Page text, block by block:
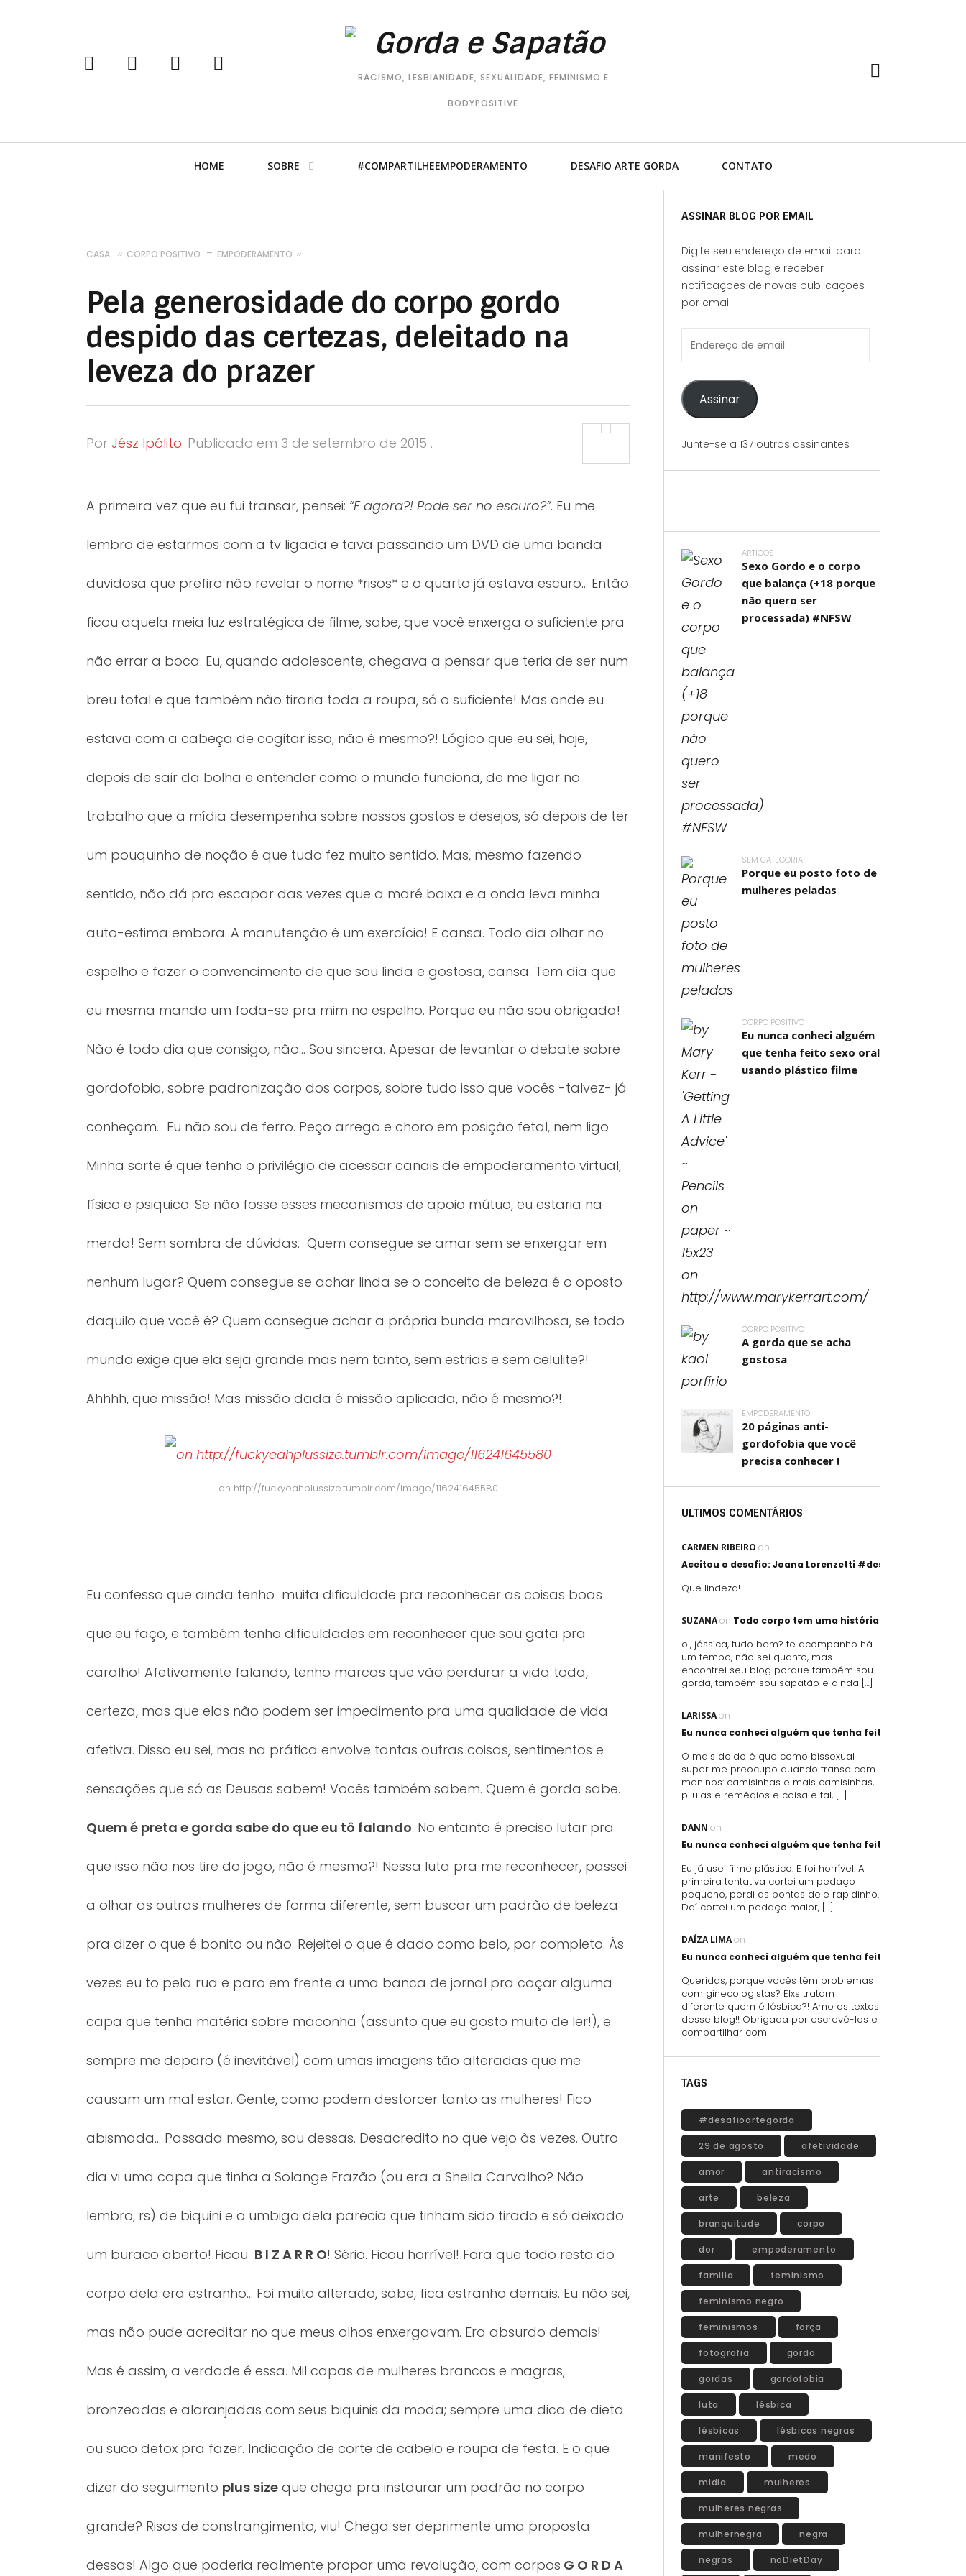
tumblr instagramfacebook
RACISMO, LESBIANIDADE, SEXUALIDADE, FEMINISMO E
BODYPOSITIVE
HOME SOBRE #COMPARTILHEEMPODERAMENTO DESAFIO ARTE GORDA CONTATO
CASA CORPO POSITIVO EMPODERAMENTO
Pela generosidade do corpo gordo
despido das certezas, deleitado na
leveza do prazer
Por Jész Ipólito. Publicado em 3 de setembro de 2015 .
A primeira vez que eu fui transar, pensei: “E agora?! Pode ser no escuro?”. Eu me
lembro de estarmos com a tv ligada e tava passando um DVD de uma banda
duvidosa que prefiro não revelar o nome *risos* e o quarto já estava escuro… Então
ficou aquela meia luz estratégica de filme, sabe, que você enxerga o suficiente pra
não errar a boca. Eu, quando adolescente, chegava a pensar que teria de ser num
breu total e que também não tiraria toda a roupa, só o suficiente! Mas onde eu
estava com a cabeça de cogitar isso, não é mesmo?! Lógico que eu sei, hoje,
depois de sair da bolha e entender como o mundo funciona, de me ligar no
trabalho que a mídia desempenha sobre nossos gostos e desejos, só depois de ter
um pouquinho de noção é que tudo fez muito sentido. Mas, mesmo fazendo
sentido, não dá pra escapar das vezes que a maré baixa e a onda leva minha
auto-estima embora. A manutenção é um exercício! E cansa. Todo dia olhar no
espelho e fazer o convencimento de que sou linda e gostosa, cansa. Tem dia que
eu mesma mando um foda-se pra mim no espelho. Porque eu não sou obrigada!
Não é todo dia que consigo, não… Sou sincera. Apesar de levantar o debate sobre
gordofobia, sobre padronização dos corpos, sobre tudo isso que vocês -talvez- já
conheçam… Eu não sou de ferro. Peço arrego e choro em posição fetal, nem ligo.
Minha sorte é que tenho o privilégio de acessar canais de empoderamento virtual,
físico e psiquico. Se não fosse esses mecanismos de apoio mútuo, eu estaria na
merda! Sem sombra de dúvidas. Quem consegue se amar sem se enxergar em
nenhum lugar? Quem consegue se achar linda se o conceito de beleza é o oposto
daquilo que você é? Quem consegue achar a própria bunda maravilhosa, se todo
mundo exige que ela seja grande mas nem tanto, sem estrias e sem celulite?!
Ahhhh, que missão! Mas missão dada é missão aplicada, não é mesmo?!
on http://fuckyeahplussize.tumblr.com/image/116241645580
Eu confesso que ainda tenho muita dificuldade pra reconhecer as coisas boas
que eu faço, e também tenho dificuldades em reconhecer que sou gata pra
caralho! Afetivamente falando, tenho marcas que vão perdurar a vida toda,
certeza, mas que elas não podem ser impedimento pra uma qualidade de vida
afetiva. Disso eu sei, mas na prática envolve tantas outras coisas, sentimentos e
sensações que só as Deusas sabem! Vocês também sabem. Quem é gorda sabe.
Quem é preta e gorda sabe do que eu tô falando. No entanto é preciso lutar pra
que isso não nos tire do jogo, não é mesmo?! Nessa luta pra me reconhecer, passei
a olhar as outras mulheres de forma diferente, sem buscar um padrão de beleza
pra dizer o que é bonito ou não. Rejeitei o que é dado como belo, por completo. Às
vezes eu to pela rua e paro em frente a uma banca de jornal pra caçar alguma
capa que tenha matéria sobre maconha (assunto que eu gosto muito de ler!), e
sempre me deparo (é inevitável) com umas imagens tão alteradas que me
causam um mal estar. Gente, como podem destorcer tanto as mulheres! Fico
abismada… Passada mesmo, sou dessas. Desacredito no que vejo às vezes. Outro
dia vi uma capa que tinha a Solange Frazão (ou era a Sheila Carvalho? Não
lembro, rs) de biquini e o umbigo dela parecia que tinham sido tirado e só deixado
um buraco aberto! Ficou B I Z A R R O! Sério. Ficou horrível! Fora que todo resto do
corpo dela era estranho… Foi muito alterado, sabe, fica estranho demais. Eu não sei,
mas não pude acreditar no que meus olhos enxergavam. Era absurdo demais!
Mas é assim, a verdade é essa. Mil capas de mulheres brancas e magras,
bronzeadas e alaranjadas com seus biquinis da moda; sempre uma dica de dieta
ou suco detox pra fazer. Indicação de corte de cabelo e roupa de festa. E o que
dizer do seguimento plus size que chega pra instaurar um padrão no corpo
grande? Risos de constrangimento, viu! Chega ser deprimente uma proposta
dessas! Algo que poderia realmente propor uma revolução, com corpos G O R D A
ASSINAR BLOG POR EMAIL
Digite seu endereço de email para
assinar este blog e receber
notificações de novas publicações
por email.
Assinar
Junte-se a 137 outros assinantes
ARTIGOS
Sexo Gordo e o corpo
que balança (+18 porque
não quero ser
processada) #NFSW
SEM CATEGORIA
Porque eu posto foto de
mulheres peladas
CORPO POSITIVO
Eu nunca conheci alguém
que tenha feito sexo oral
usando plástico filme
CORPO POSITIVO
A gorda que se acha
gostosa
EMPODERAMENTO
20 páginas anti-
gordofobia que você
precisa conhecer !
ULTIMOS COMENTÁRIOS
CARMEN RIBEIRO on
Aceitou o desafio: Joana Lorenzetti #desafioartegorda
Que lindeza!
SUZANAon Todo corpo tem uma história
oi, jéssica, tudo bem? te acompanho há
um tempo, não sei quanto, mas
encontrei seu blog porque também sou
gorda, também sou sapatão e ainda […]
LARISSAon
Eu nunca conheci alguém que tenha feito sexo oral
O mais doido é que como bissexual
super me preocupo quando transo com
meninos: camisinhas e mais camisinhas,
pilulas e remédios e coisa e tal, […]
DANN on
Eu nunca conheci alguém que tenha feito sexo oral
Eu já usei filme plástico. E foi horrível. A
primeira tentativa cortei um pedaço
pequeno, perdi as pontas dele rapidinho.
Daí cortei um pedaço maior, […]
DAÍZA LIMAon
Eu nunca conheci alguém que tenha feito sexo oral
Queridas, porque vocês têm problemas
com ginecologistas? Elxs tratam
diferente quem é lésbica?! Amo os textos
desse blog!! Obrigada por escrevê-los e
compartilhar com
TAGS
#desafioartegorda
29 de agosto afetividade
amor antiracismo
arte beleza
branquitude corpo
dor empoderamento
familia feminismo
feminismo negro
feminismos força
fotografia gorda
gordas gordofobia
luta lésbica
lésbicas lésbicas negras
manifesto medo
midia mulheres
mulheres negras
mulhernegra negra
negras noDietDay